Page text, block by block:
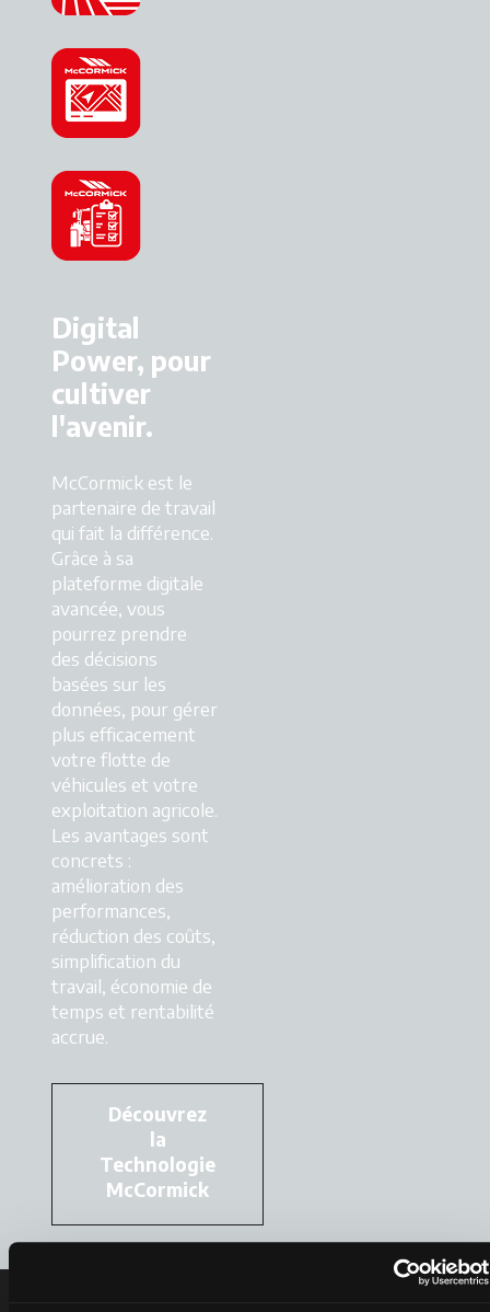
Digital
Power, pour
cultiver
l'avenir.
McCormick est le
partenaire de travail
qui fait la différence.
Grâce à sa
plateforme digitale
avancée, vous
pourrez prendre
des décisions
basées sur les
données, pour gérer
plus efficacement
votre flotte de
véhicules et votre
exploitation agricole.
Les avantages sont
concrets :
amélioration des
performances,
réduction des coûts,
simplification du
travail, économie de
temps et rentabilité
accrue.
Découvrez
la
Technologie
McCormick